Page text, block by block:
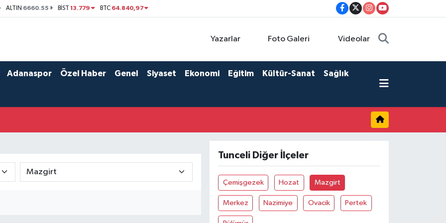
ALTIN 6660.55 BİST13.779 BTC 64.840,97
Yazarlar Foto Galeri Videolar
Adanaspor Özel Haber Genel Siyaset Ekonomi Eğitim Kültür-Sanat Sağlık
Tunceli Diğer İlçeler
Çemişgezek Hozat Mazgirt
Merkez Nazimiye Ovacik Pertek